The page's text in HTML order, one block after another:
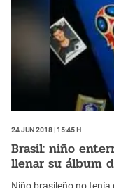
24 Jun 2018 | 15:45 h
Brasil: niño
llenar su álbum